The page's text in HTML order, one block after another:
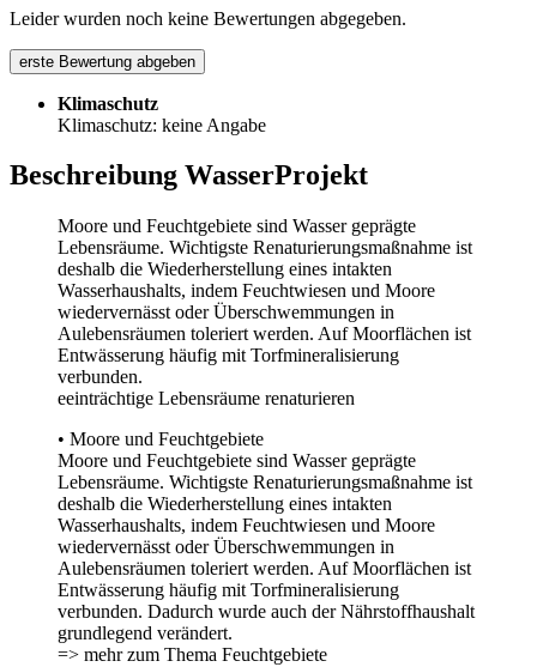
Leider wurden noch keine Bewertungen abgegeben.
erste Bewertung abgeben
Klimaschutz
Klimaschutz: keine Angabe
Beschreibung WasserProjekt
Moore und Feuchtgebiete sind Wasser geprägte
Lebensräume. Wichtigste Renaturierungsmaßnahme ist
deshalb die Wiederherstellung eines intakten
Wasserhaushalts, indem Feuchtwiesen und Moore
wiedervernässt oder Überschwemmungen in
Aulebensräumen toleriert werden. Auf Moorflächen ist
Entwässerung häufig mit Torfmineralisierung
verbunden.
eeinträchtige Lebensräume renaturieren
• Moore und Feuchtgebiete
Moore und Feuchtgebiete sind Wasser geprägte
Lebensräume. Wichtigste Renaturierungsmaßnahme ist
deshalb die Wiederherstellung eines intakten
Wasserhaushalts, indem Feuchtwiesen und Moore
wiedervernässt oder Überschwemmungen in
Aulebensräumen toleriert werden. Auf Moorflächen ist
Entwässerung häufig mit Torfmineralisierung
verbunden. Dadurch wurde auch der Nährstoffhaushalt
grundlegend verändert.
=> mehr zum Thema Feuchtgebiete